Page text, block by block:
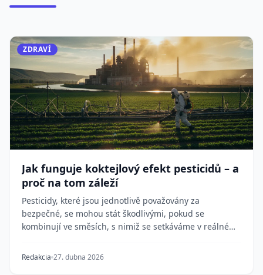
ZDRAVÍ
Jak funguje koktejlový efekt pesticidů – a
proč na tom záleží
Pesticidy, které jsou jednotlivě považovány za
bezpečné, se mohou stát škodlivými, pokud se
kombinují ve směsích, s nimiž se setkáváme v reálném
Redakcia 27. dubna 2026